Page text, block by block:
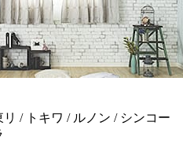
/ トキワ / ルノン / シンコー